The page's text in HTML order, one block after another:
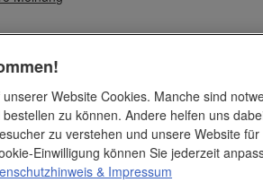
Werbeartikel
Geschenke
Spiel und Spaß
Streuartikel
Bürobedarf
Website Cookies. Manche sind
zu können. Andere helfen uns
zu verstehen und unsere Website
Einwilligung können Sie jederzeit
& Impressum